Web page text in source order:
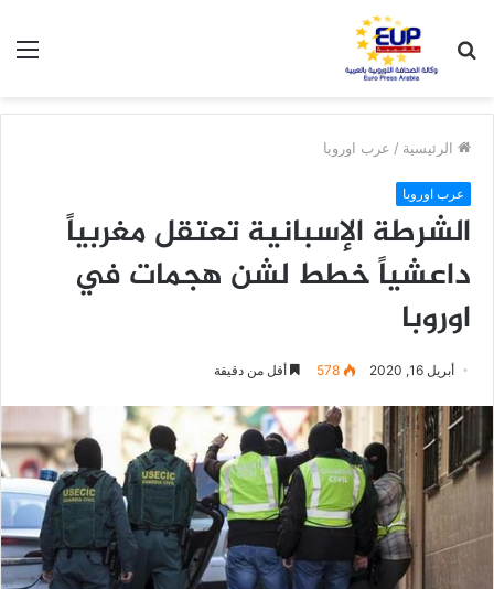
عن
الرئيسية / عرب اوروبا
عرب اوروبا
الشرطة الإسبانية تعتقل مغربياً
داعشياً خطط لشن هجمات في
اوروبا
أبريل 16, 2020 578 أقل من دقيقة